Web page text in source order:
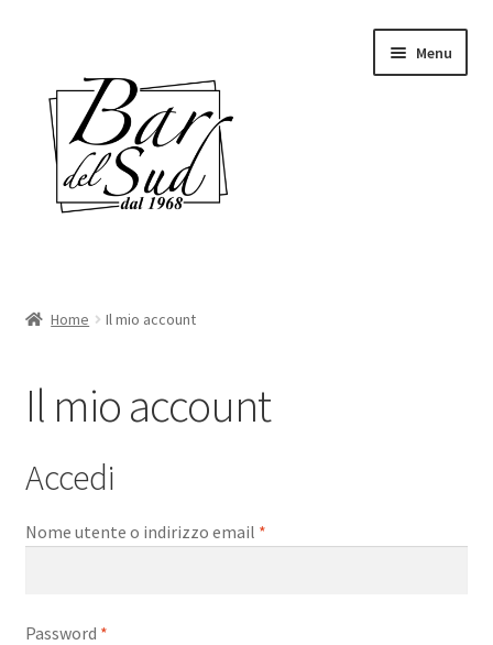
navigazione
contenuto
Menu
Shop
Servizi
Contatti
Home Il mio account
Il mio account
Accedi
Nome utente o indirizzo email *
Password *